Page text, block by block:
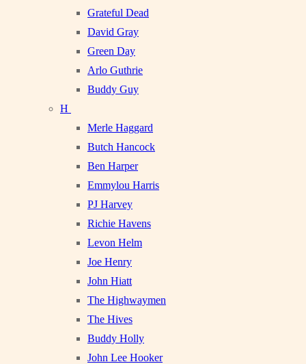
Grateful Dead
David Gray
Green Day
Arlo Guthrie
Buddy Guy
H
Merle Haggard
Butch Hancock
Ben Harper
Emmylou Harris
PJ Harvey
Richie Havens
Levon Helm
Joe Henry
John Hiatt
The Highwaymen
The Hives
Buddy Holly
John Lee Hooker